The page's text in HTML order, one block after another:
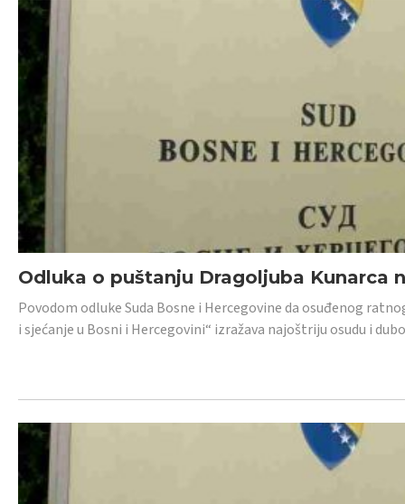
Odluka o puštanju Dragoljuba Kunarca
Povodom odluke Suda Bosne i Hercegovine da osuđenog
i sjećanje u Bosni i Hercegovini“ izražava najoštriju osudu i